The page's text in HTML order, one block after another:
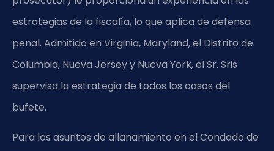
estrategias de la fiscalía, lo que aplica de defensa
penal. Admitido en Virginia, Maryland, el Distrito de
Columbia, Nueva Jersey y Nueva York, el Sr. Sris
supervisa la estrategia de todos los casos del
bufete.
Para los asuntos de allanamiento en el Condado de